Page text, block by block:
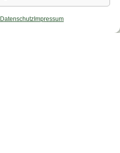
Datenschutz Impressum